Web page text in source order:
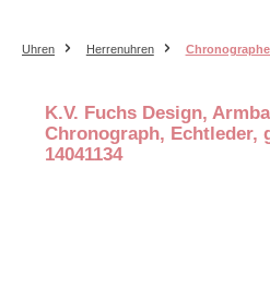
Uhren Herrenuhren
K.V. Fuchs Design,
Chronograph, Echtleder,
14041134